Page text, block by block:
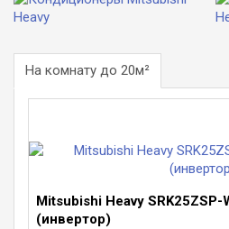
На комнату до 20м²
Mitsubishi Heavy SRK25ZSP-
(инвертор)